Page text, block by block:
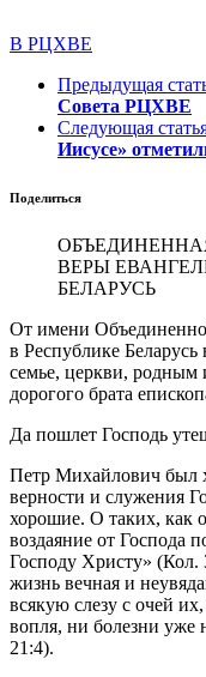
В РЦХВЕ
Предыдущая
Совета РЦХВЕ
Следующая
Иисусе»
Поделиться
ВЕРЫ
БЕЛАРУСЬ
От имени
в Республике
семье, церкви, родным
дорогого брата
Да пошлет Господь
Петр Михайлович был
верности и служения
хорошие. О таких, как
воздаяние от Господа
Господу Христу» (Кол.
жизнь вечная и
всякую слезу с очей
вопля, ни болезни уже
21:4).